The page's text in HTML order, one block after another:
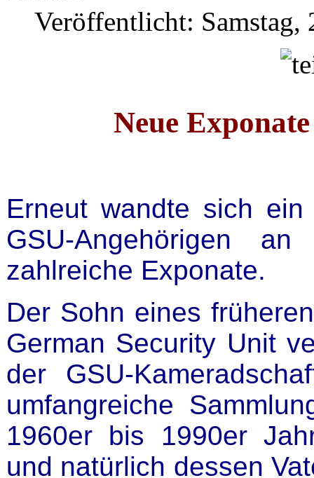
Veröffentlicht: Samstag,
Neue
Erneut wandte sich
GSU-Angehörigen
zahlreiche Exponate.
Der Sohn eines
German Security Unit
der GSU-
umfangreiche
1960er bis 1990er
und natürlich dessen